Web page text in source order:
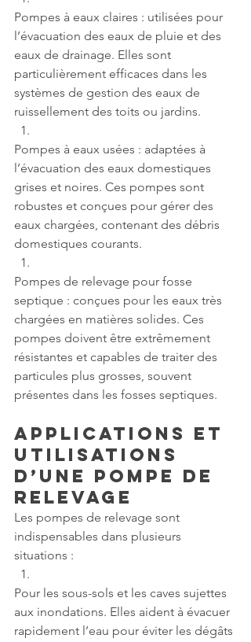
Pompes à eaux claires : utilisées pour
l’évacuation des eaux de pluie et des
eaux de drainage. Elles sont
particulièrement efficaces dans les
systèmes de gestion des eaux de
ruissellement des toits ou jardins.
Pompes à eaux usées : adaptées à
l’évacuation des eaux domestiques
grises et noires. Ces pompes sont
robustes et conçues pour gérer des
eaux chargées, contenant des débris
domestiques courants.
Pompes de relevage pour fosse
septique : conçues pour les eaux très
chargées en matières solides. Ces
pompes doivent être extrêmement
résistantes et capables de traiter des
particules plus grosses, souvent
présentes dans les fosses septiques.
Applications et
Utilisations
d’une Pompe de
Relevage
Les pompes de relevage sont
indispensables dans plusieurs
situations :
Pour les sous-sols et les caves sujettes
aux inondations. Elles aident à évacuer
rapidement l’eau pour éviter les dégâts